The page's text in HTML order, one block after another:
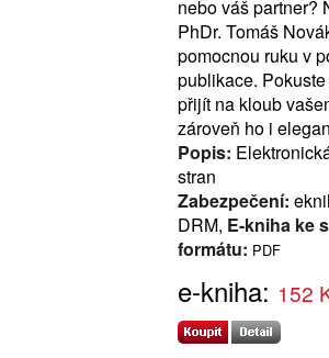
nebo váš partner?
PhDr. Tomáš
pomocnou ruku v
publikace.
přijít na kloub
zároveň ho i
Popis:
stran
Zabezpečení:
DRM, E-kniha ke
formátu: PDF
e-kniha: 152